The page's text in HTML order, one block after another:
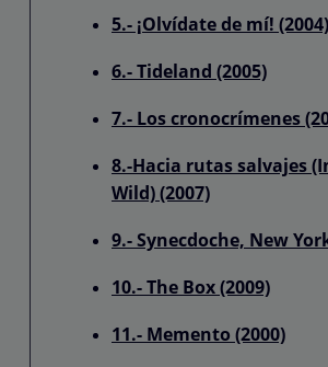
5.- ¡Olvídate de mí! (2004)
6.- Tideland (2005)
7.- Los cronocrímenes
8.-Hacia rutas salvajes
Wild) (2007)
9.- Synecdoche, New
10.- The Box (2009)
11.- Memento (2000)